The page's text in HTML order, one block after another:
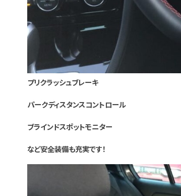
プリクラッシュブレーキ
パークディスタンスコントロール
ブラインドスポットモニター
など安全装備も充実です！